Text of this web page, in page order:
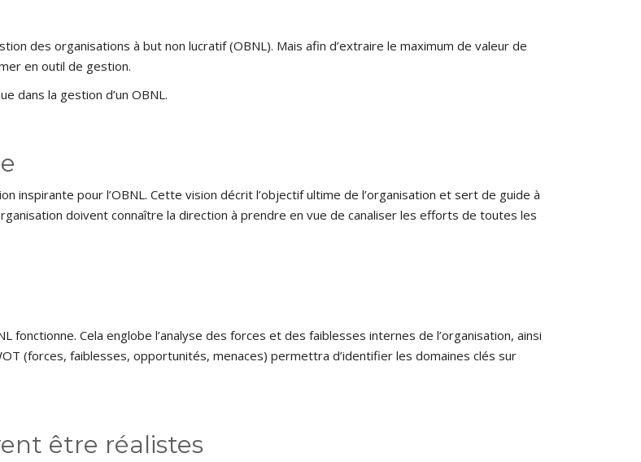
des organisations à but non lucratif (OBNL). Mais afin d’extraire le maximum de valeur de
en outil de gestion.
dans la gestion d’un OBNL.
inspirante pour l’OBNL. Cette vision décrit l’objectif ultime de l’organisation et sert de guide à
doivent connaître la direction à prendre en vue de canaliser les efforts de toutes les
fonctionne. Cela englobe l’analyse des forces et des faiblesses internes de l’organisation, ainsi
(forces, faiblesses, opportunités, menaces) permettra d’identifier les domaines clés sur
être réalistes